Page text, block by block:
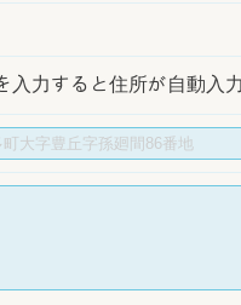
入力すると住所が自動入